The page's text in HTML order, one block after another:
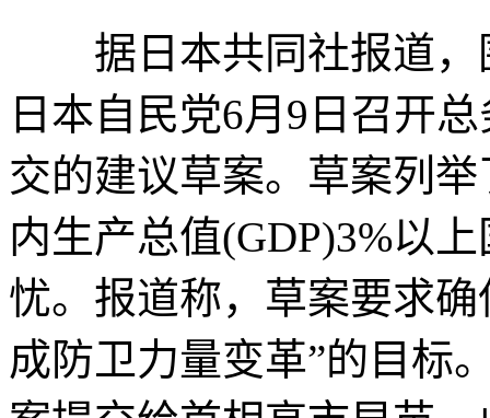
据日本共同社报道，
日本自民党6月9日召开
交的建议草案。草案列
内生产总值(GDP)3%以
忧。报道称，草案要求
成防卫力量变革”的目标